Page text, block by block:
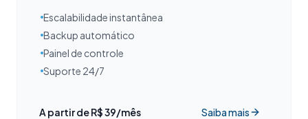
Escalabilidade instantânea
Backup automático
Painel de controle
Suporte 24/7
A partir de R$ 39/mês Saiba mais